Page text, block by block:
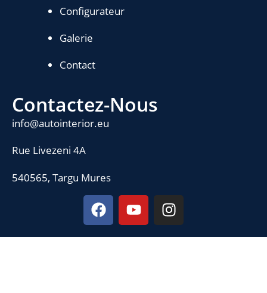
Configurateur
Galerie
Contact
Contactez-Nous
info@autointerior.eu
Rue Livezeni 4A
540565, Targu Mures